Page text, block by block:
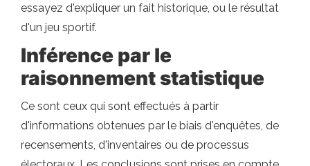
essayez d'expliquer un fait historique, ou le résultat
d'un jeu sportif.
Inférence par le
raisonnement statistique
Ce sont ceux qui sont effectués à partir
d'informations obtenues par le biais d'enquêtes, de
recensements, d'inventaires ou de processus